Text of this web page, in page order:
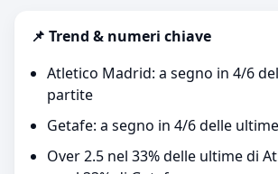
📌 Trend & numeri chiave
Atletico Madrid: a segno in 4/6
partite
Getafe: a segno in 4/6 delle
Over 2.5 nel 33% delle ultime di